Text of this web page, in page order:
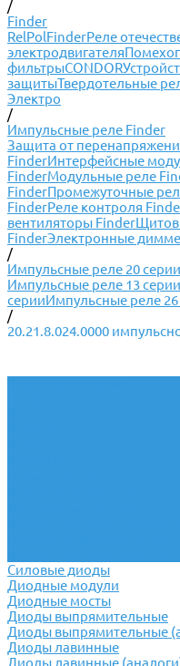
/
Finder
RelPolFinderРеле
электродвигателя
фильтрыCONDOR
защитыТвердотельные
Электро
/
Импульсные реле Finder
Защита от
FinderИнтерфейсные
FinderМодульные реле
FinderПромежуточные
FinderРеле контроля
вентиляторы Finder
FinderЭлектронные
/
Импульсные реле 20 серии
Импульсные реле 13 серии
серииИмпульсные реле 26
/
20.21.8.024.0000
Силовые диоды
Диодные модули
Диодные мосты
Диоды выпрямительные
Диоды выпрямительные
Диоды лавинные
Диоды лавинные